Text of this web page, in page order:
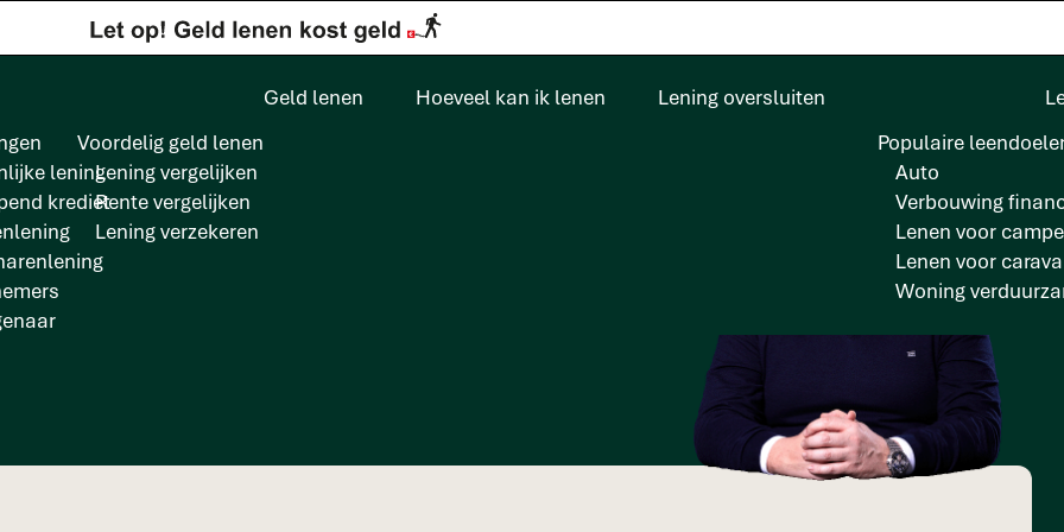
Geld lenen
lening
krediet
Voordelig geld lenen
Lening vergelijken
Rente vergelijken
Lening verzekeren
Hoeveel kan ik lenen Lening oversluiten
Populaire
Auto
Verbouwing
Lenen voor
Lenen voor
Woning
per post, kan dat?